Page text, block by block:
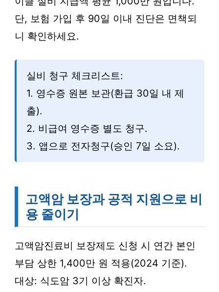
단, 보험 가입 후 90일 이내 진단은 면책되
니 확인하세요.
실비 청구 체크리스트:
1. 영수증 원본 보관(환급 30일 내 제
출).
2. 비급여 영수증 별도 청구.
3. 앱으로 전자청구(승인 7일 소요).
고액암 보장과 공적 지원으로 비
용 줄이기
고액암진료비 보장제도 신청 시 연간 본인
부담 상한 1,400만 원 적용(2024 기준).
대상: 식도암 3기 이상 확진자.